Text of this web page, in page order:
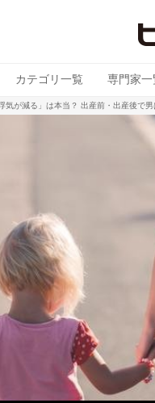
カテゴリ一覧 専門家一
気が減る」は本当？ 出産前・出産後で